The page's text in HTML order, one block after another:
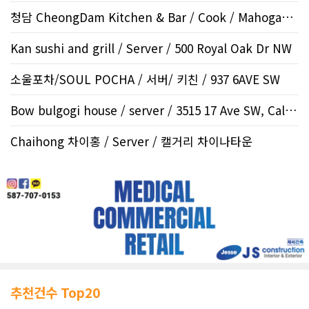
청담 CheongDam Kitchen & Bar / Cook / Mahogany SE
Kan sushi and grill / Server / 500 Royal Oak Dr NW
소울포차/SOUL POCHA / 서버/ 키친 / 937 6AVE SW
Bow bulgogi house / server / 3515 17 Ave SW, Calgar..
Chaihong 차이홍 / Server / 캘거리 차이나타운
추천건수 Top20